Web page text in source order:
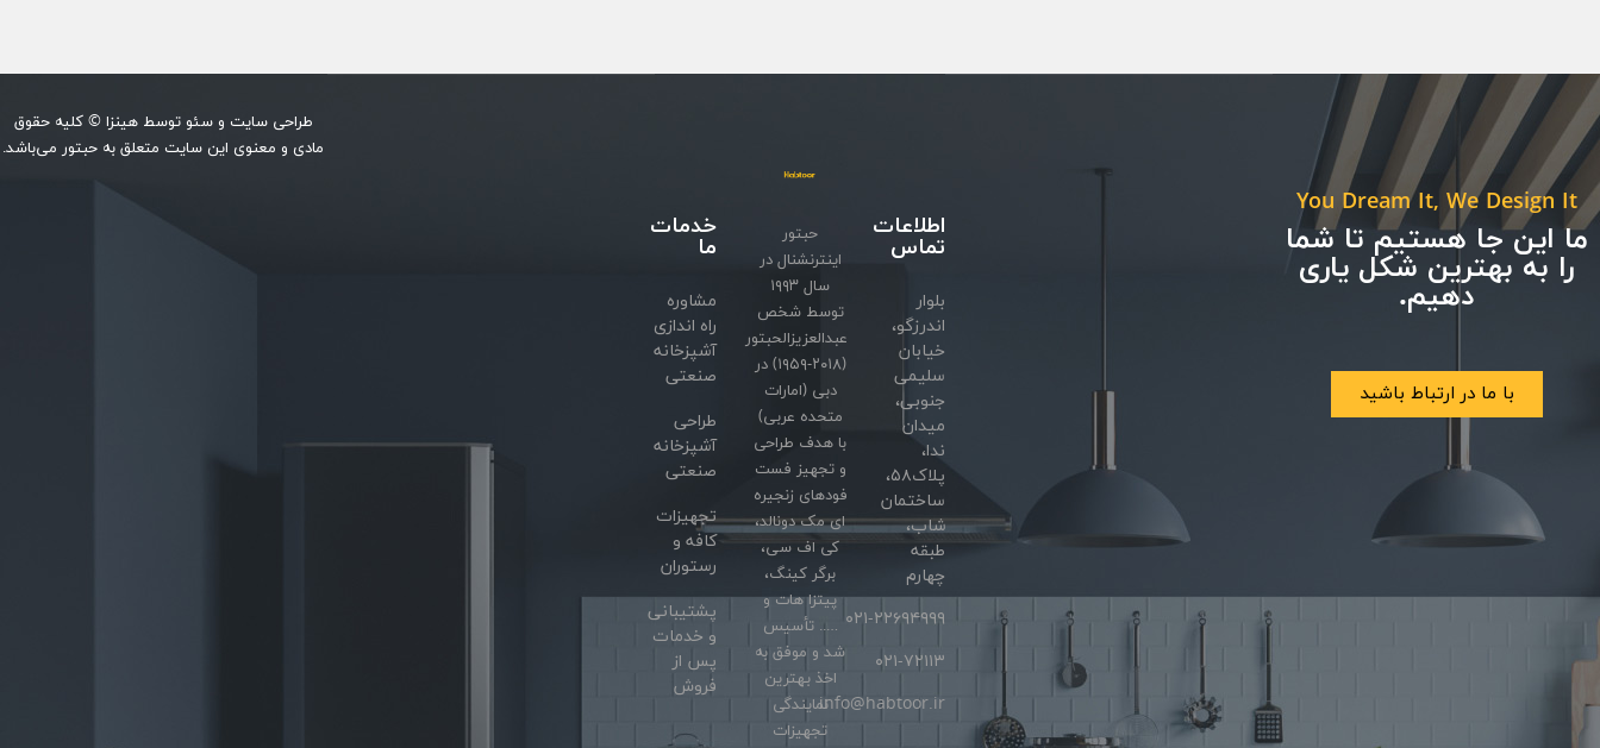
You Dream It, We Design It
ما این جا هستیم تا شما
را به بهترین شکل یاری
دهیم.
با ما در ارتباط باشید
اطلاعات
تماس
بلوار
اندرزگو،
خیابان
سلیمی
جنوبی،
میدان
ندا،
پلاک۵۸،
ساختمان
شاب،
طبقه
چهارم
۰۲۱-۲۲۶۹۴۹۹۹
۰۲۱-۷۲۱۱۳
info@habtoor.ir
حبتور
اینترنشنال در
سال ۱۹۹۳
توسط شخص
عبدالعزیزالحبتور
(۲۰۱۸-۱۹۵۹) در
دبی (امارات
متحده عربی)
با هدف طراحی
و تجهیز فست
فودهای زنجیره
ای مک دونالد،
کی اف سی،
برگر کینگ،
پیتزا هات و
….. تأسیس
شد و موفق به
اخذ بهترین
نمایندگی
تجهیزات
خدمات
ما
مشاوره
راه اندازی
آشپزخانه
صنعتی
طراحی
آشپزخانه
صنعتی
تجهیزات
کافه و
رستوران
پشتیبانی
و خدمات
پس از
فروش
طراحی سایت وسئو توسطهینزا © کلیه حقوق
مادی و معنوی این سایت متعلق به حبتور می‌باشد.